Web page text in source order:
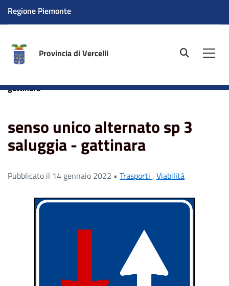
Regione Piemonte
Provincia di Vercelli site.searc
gattinara
senso unico alternato sp 3
saluggia - gattinara
Pubblicato il 14 gennaio 2022 • Trasporti , Viabilità